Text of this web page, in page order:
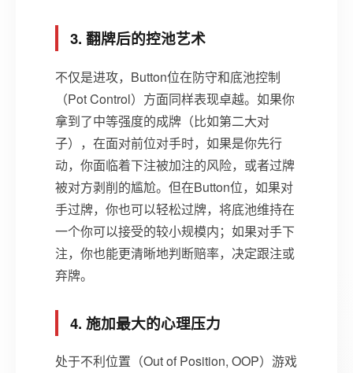
3. 翻牌后的控池艺术
不仅是进攻，Button位在防守和底池控制
（Pot Control）方面同样表现卓越。如果你
拿到了中等强度的成牌（比如第二大对
子），在面对前位对手时，如果是你先行
动，你面临着下注被加注的风险，或者过牌
被对方剥削的尴尬。但在Button位，如果对
手过牌，你也可以轻松过牌，将底池维持在
一个你可以接受的较小规模内；如果对手下
注，你也能更清晰地判断赔率，决定跟注或
弃牌。
4. 施加最大的心理压力
处于不利位置（Out of Position, OOP）游戏